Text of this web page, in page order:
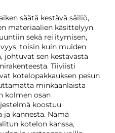
säätä kestävä säiliö,
materiaalien käsittelyyn.
sekä rei'itymisen,
toisin kuin muiden
johtuvat sen kestävästä
Tiiviisti
kotelopakkauksen pesun
minkäänlaista
kolmen osan
koostuu
kannesta. Nämä
kotelon kanssa,